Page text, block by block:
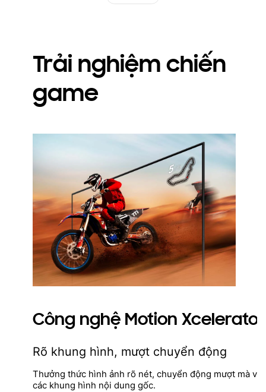
Trải nghiệm chiến
game
Công nghệ Motion Xcelerator
Rõ khung hình, mượt chuyển động
Thưởng thức hình ảnh rõ nét, chuyển động mượt mà
các khung hình nội dung gốc.